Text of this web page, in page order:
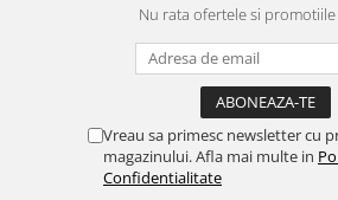
Nu rata ofertele si
Vreau sa primesc newsletter cu
magazinului. Afla mai multe in
Confidentialitate